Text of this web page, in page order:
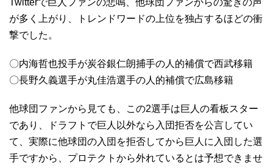
が多く上がり、トレンドワードの上位を独占するほどの衝
撃でした。
〇内海哲也投手が炭谷銀仁朗捕手の人的補償で西武移籍
〇長野久義選手が丸佳浩選手の人的補償で広島移籍
他球団ファンから見ても、この2選手は巨人の看板スター
であり、ドラフトで巨人以外なら入団拒否を公言してい
て、実際に他球団の入団を拒否してから巨人に入団した選
手ですから、プロテクトから外れているとは予想できませ